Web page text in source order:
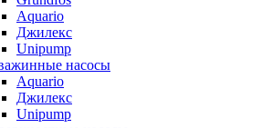
Aquario
Джилекс
Unipump
насосы
Aquario
Джилекс
Unipump